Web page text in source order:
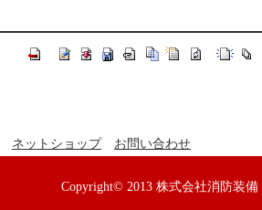
ネットショップ お問い合わせ
Copyright© 2013 株式会社消防装備